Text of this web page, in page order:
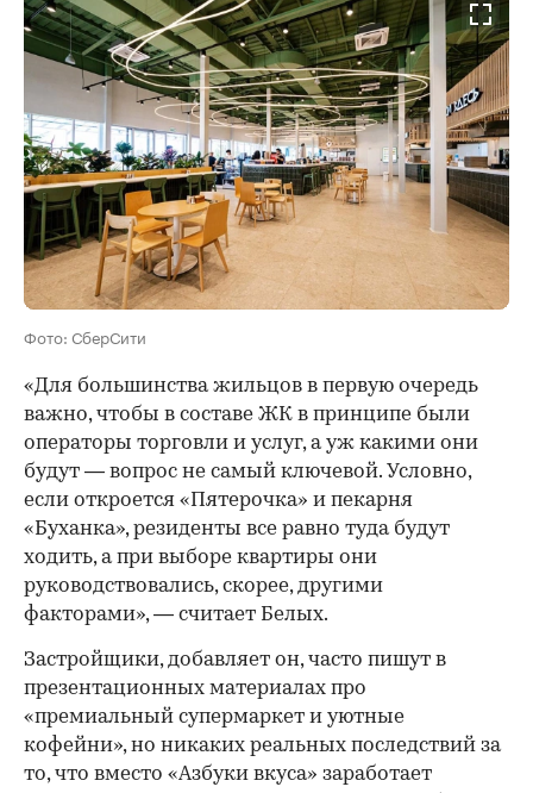
Фото: СберСити
«Для большинства жильцов в первую очередь
важно, чтобы в составе ЖК в принципе были
операторы торговли и услуг, а уж какими они
будут — вопрос не самый ключевой. Условно,
если откроется «Пятерочка» и пекарня
«Буханка», резиденты все равно туда будут
ходить, а при выборе квартиры они
руководствовались, скорее, другими
факторами», — считает Белых.
Застройщики, добавляет он, часто пишут в
презентационных материалах про
«премиальный супермаркет и уютные
кофейни», но никаких реальных последствий за
то, что вместо «Азбуки вкуса» заработает